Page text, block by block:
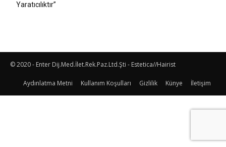
Yaratıcılıktır”
© 2020 - Enter Dij.Med.İlet.Rek.Paz.Ltd.Şti - Estetica//Hairist
Aydınlatma Metni Kullanım Koşulları Gizlilik Künye İletişim